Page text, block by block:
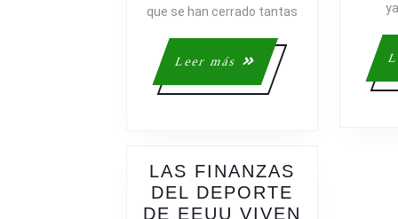
que se han cerrado tantas
Leer más
Leer
más
LAS FINANZAS
DEL DEPORTE
DE EEUU VIVEN